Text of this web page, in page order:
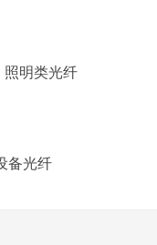
照明类光纤
备光纤